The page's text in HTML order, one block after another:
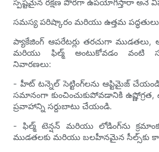
సమస్య పరిష్కారం మరియు ఉత్తమ పద్ధతులు
ప్యాకేజింగ్ ఆపరేటర్లు తరచుగా
మరియు ఫిల్మ్ అంటుకోవడం వంటి
నివారణలు:
- హీట్ టన్నెల్ సెట్టింగ్‌లను ఆప్టిమైజ్ చేయండి:
సమానంగా కుంచించుకుపోవడానికి
ప్రవాహాన్ని సర్దుబాటు చేయండి.
- ఫిల్మ్ టెన్షన్ మరియు లోడింగ్‌ను
ముడతలకు మరియు బలహీనమైన సీల్స్‌కు